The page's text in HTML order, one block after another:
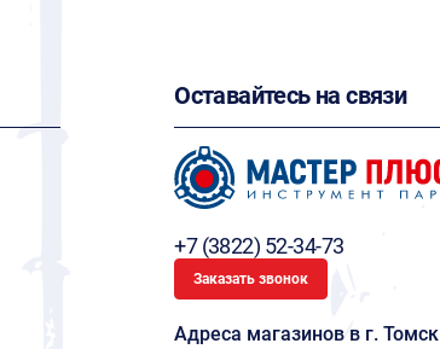
Оставайтесь на связи
+7 (3822) 52-34-73
Заказать звонок
Адреса магазинов в г. Томск